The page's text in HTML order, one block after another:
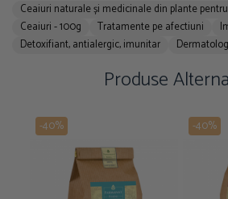
Ceaiuri naturale și medicinale din plante
Ceaiuri - 100g
Tratamente pe afectiuni
Detoxifiant, antialergic, imunitar
Produse
-40% -40%